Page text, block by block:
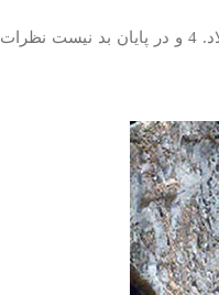
این نقش باید در زمانی نزدیک به حجاری کورنگون تعبیه شده باشد یعنی در حدود 2400 سال قبل از میلاد. 4 و در پایان بد نیست نظرات